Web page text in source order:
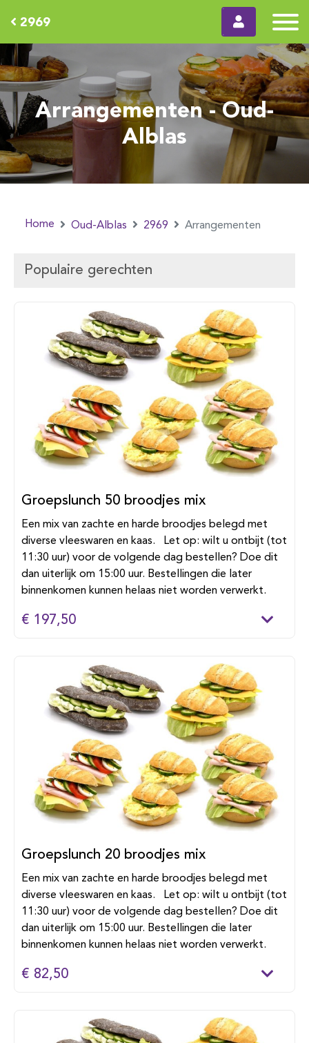
2969
Arrangementen - Oud-
Alblas
Home Oud-Alblas 2969 Arrangementen
Populaire gerechten
Groepslunch 50 broodjes mix
Een mix van zachte en harde broodjes belegd met
diverse vleeswaren en kaas. Let op: wilt u ontbijt (tot
11:30 uur) voor de volgende dag bestellen? Doe dit
dan uiterlijk om 15:00 uur. Bestellingen die later
binnenkomen kunnen helaas niet worden verwerkt.
€ 197,50
Groepslunch 20 broodjes mix
Een mix van zachte en harde broodjes belegd met
diverse vleeswaren en kaas. Let op: wilt u ontbijt (tot
11:30 uur) voor de volgende dag bestellen? Doe dit
dan uiterlijk om 15:00 uur. Bestellingen die later
binnenkomen kunnen helaas niet worden verwerkt.
€ 82,50